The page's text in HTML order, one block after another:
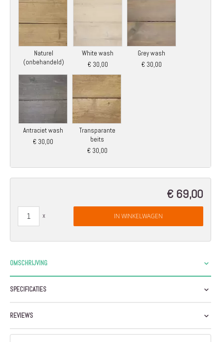
Naturel
(onbehandeld)
White wash
€ 30,00
Grey wash
€ 30,00
Antraciet wash
€ 30,00
Transparante
beits
€ 30,00
€ 69,00
IN WINKELWAGEN
OMSCHRIJVING
SPECIFICATIES
REVIEWS